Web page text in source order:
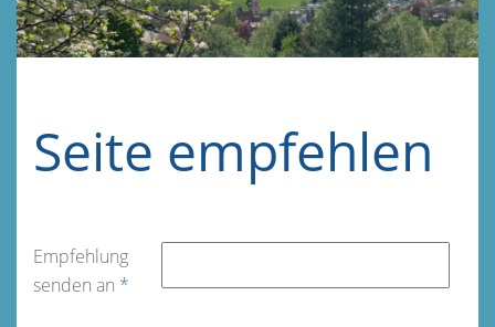
Seite empfehlen
Empfehlung
senden an *